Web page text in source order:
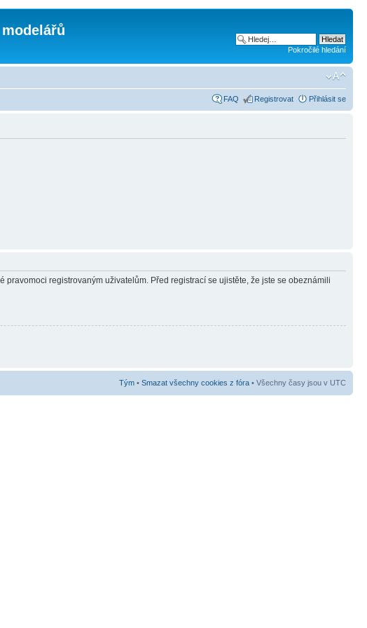
Pokročilé hledání
FAQ Registrovat Přihlásit se
registrovaným uživatelům. Před registrací se ujistěte, že jste se obeznámili
Tým • Smazat všechny cookies z fóra • Všechny časy jsou v UTC